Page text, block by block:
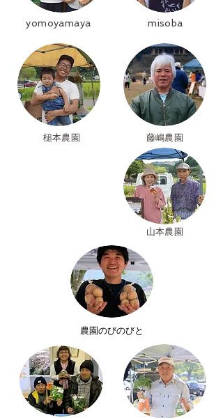
yomoyamaya
​槌本農園
misoba
藤嶋農園
​山本農園
​農園のびのびと